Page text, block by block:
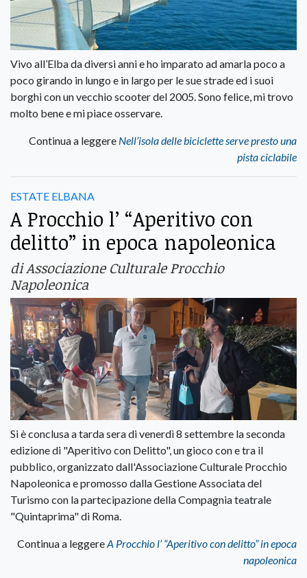
Vivo all’Elba da diversi anni e ho imparato ad amarla poco a
poco girando in lungo e in largo per le sue strade ed i suoi
borghi con un vecchio scooter del 2005. Sono felice, mi trovo
molto bene e mi piace osservare.
Continua a leggere Nell’isola delle biciclette serve presto una
pista ciclabile
ESTATE ELBANA
A Procchio l’ “Aperitivo con
delitto” in epoca napoleonica
di Associazione Culturale Procchio
Napoleonica
Si è conclusa a tarda sera di venerdì 8 settembre la seconda
edizione di "Aperitivo con Delitto", un gioco con e tra il
pubblico, organizzato dall'Associazione Culturale Procchio
Napoleonica e promosso dalla Gestione Associata del
Turismo con la partecipazione della Compagnia teatrale
"Quintaprima" di Roma.
Continua a leggereA Procchio l’ “Aperitivo con delitto” in epoca
napoleonica